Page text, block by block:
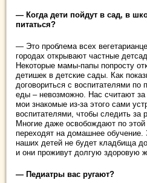
— Когда дети пойдут в сад, в
питаться?
— Это проблема всех
городах открывают частные
Некоторые мамы-папы попросту
детишек в детские сады. Как
договориться с воспитателями по
еды – невозможно. Нас считают
мои знакомые из-за этого сами
воспитателями, чтобы следить за
Многие даже освобождают по
переходят на домашнее
наших детей не будет кладбища
и они проживут долгую здоровую
— Педиатры вас ругают?